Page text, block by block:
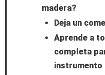
madera?
Deja un
Aprende a
completa
instrumento